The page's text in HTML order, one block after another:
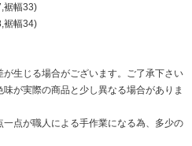
裾幅33)
裾幅34)
生じる場合がございます。ご了承下さい
が実際の商品と少し異なる場合がありま
点が職人による手作業になる為、多少の